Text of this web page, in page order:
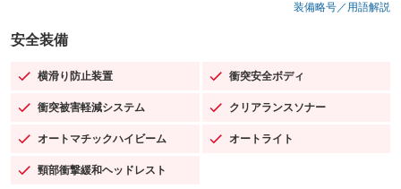
装備略号／用語解説
安全装備
横滑り防止装置
：装備あり 衝突安全ボディ
：装備あり
衝突被害軽減システム
：装備あり クリアランスソナー
：装備あり
オートマチックハイビーム
：装備あり オートライト
：装備あり
頸部衝撃緩和ヘッドレスト
：装備あり